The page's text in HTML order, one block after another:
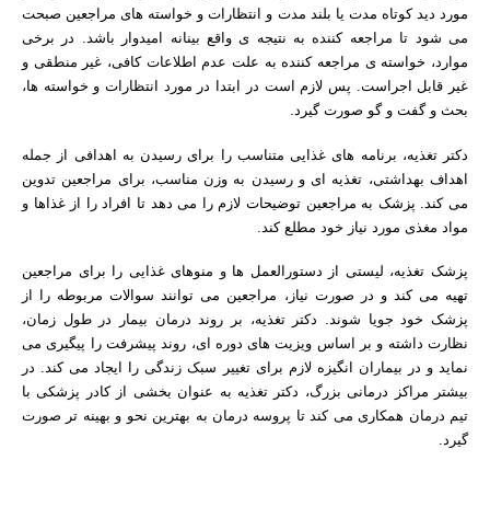
مورد دید کوتاه مدت یا بلند مدت و انتظارات و خواسته های مراجعین صبحت
می شود تا مراجعه کننده به نتیجه ی واقع بینانه امیدوار باشد. در برخی
موارد، خواسته ی مراجعه کننده به علت عدم اطلاعات کافی، غیر منطقی و
غیر قابل اجراست. پس لازم است در ابتدا در مورد انتظارات و خواسته ها،
بحث و گفت و گو صورت گیرد.
دکتر تغذیه، برنامه های غذایی متناسب را برای رسیدن به اهدافی از جمله
اهداف بهداشتی، تغذیه ای و رسیدن به وزن مناسب، برای مراجعین تدوین
می کند. پزشک به مراجعین توضیحات لازم را می دهد تا افراد را از غذاها و
مواد مغذی مورد نیاز خود مطلع کند.
پزشک تغذیه، لیستی از دستورالعمل ها و منوهای غذایی را برای مراجعین
تهیه می کند و در صورت نیاز، مراجعین می توانند سوالات مربوطه را از
پزشک خود جویا شوند. دکتر تغذیه، بر روند درمان بیمار در طول زمان،
نظارت داشته و بر اساس ویزیت های دوره ای، روند پیشرفت را پیگیری می
نماید و در بیماران انگیزه لازم برای تغییر سبک زندگی را ایجاد می کند. در
بیشتر مراکز درمانی بزرگ، دکتر تغذیه به عنوان بخشی از کادر پزشکی با
تیم درمان همکاری می کند تا پروسه درمان به بهترین نحو و بهینه تر صورت
گیرد.